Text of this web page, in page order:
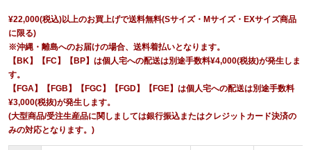
¥22,000(税込)以上のお買上げで送料無料(Sサイズ・Mサイズ・EXサイズ商品
に限る)
※沖縄・離島へのお届けの場合、送料着払いとなります。
【BK】【FC】【BP】は個人宅への配送は別途手数料¥4,000(税抜)が発生しま
す。
【FGA】【FGB】【FGC】【FGD】【FGE】は個人宅への配送は別途手数料
¥3,000(税抜)が発生します。
(大型商品/受注生産品に関しましては銀行振込またはクレジットカード決済の
みの対応となります。)